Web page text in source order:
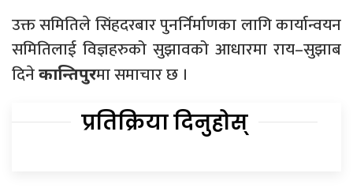
उक्त समितिले सिंहदरबार पुनर्निर्माणका लागि कार्यान्वयन
समितिलाई विज्ञहरुको सुझावको आधारमा राय–सुझाब
दिनेकान्तिपुरमा समाचार छ ।
प्रतिक्रिया दिनुहोस्